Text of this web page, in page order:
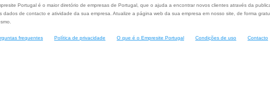
Portugal é o maior diretório de empresas de Portugal, que o ajuda a encontrar novos clientes através da
dados de contacto e atividade da sua empresa. Atualize a página web da sua empresa em nosso site, de forma
frequentes Política de privacidade O que é o Empresite Portugal Condições de uso Contacto